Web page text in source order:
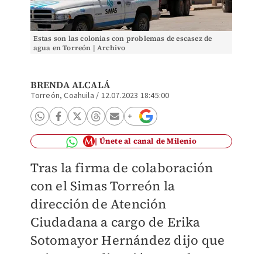
Estas son las colonias con problemas de escasez de
agua en Torreón | Archivo
BRENDA ALCALÁ
Torreón, Coahuila / 12.07.2023 18:45:00
Únete al canal de Milenio
Tras la firma de colaboración
con el Simas Torreón la
dirección de Atención
Ciudadana a cargo de Erika
Sotomayor Hernández dijo que